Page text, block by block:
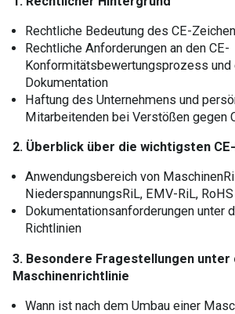
Rechtliche Bedeutung des CE-
Rechtliche Anforderungen an den CE-
Konformitätsbewertungsprozess und
Dokumentation
Haftung des Unternehmens und
Mitarbeitenden bei Verstößen gegen
2. Überblick über die wichtigsten
Anwendungsbereich von
NiederspannungsRiL, EMV-RiL, RoHS
Dokumentationsanforderungen unter
Richtlinien
3. Besondere Fragestellungen unter
Maschinenrichtlinie
Wann ist nach dem Umbau einer